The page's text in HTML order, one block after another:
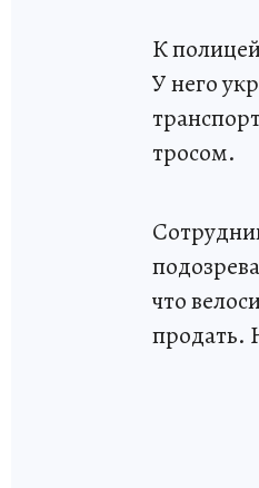
К
У него
тросом.
что
продать.